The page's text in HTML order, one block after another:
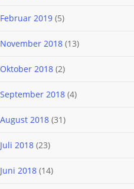
Februar 2019 (5)
November 2018 (13)
Oktober 2018 (2)
September 2018 (4)
August 2018 (31)
Juli 2018 (23)
Juni 2018 (14)